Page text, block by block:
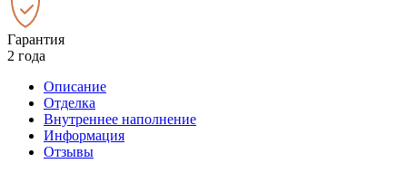
Гарантия
2 года
Описание
Отделка
Внутреннее наполнение
Информация
Отзывы